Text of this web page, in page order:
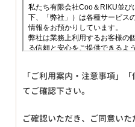
「ご利用案内・注意事項」
てご確認下さい。
ご確認いただき、ご同意い